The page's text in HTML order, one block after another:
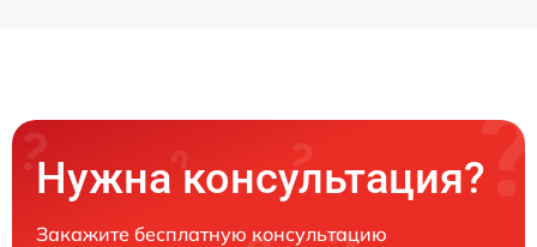
Нужна консультация?
Закажите бесплатную консультацию